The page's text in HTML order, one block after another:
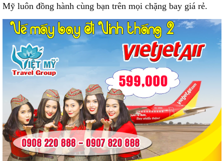
Mỹ luôn đồng hành cùng bạn trên mọi chặng bay giá rẻ.